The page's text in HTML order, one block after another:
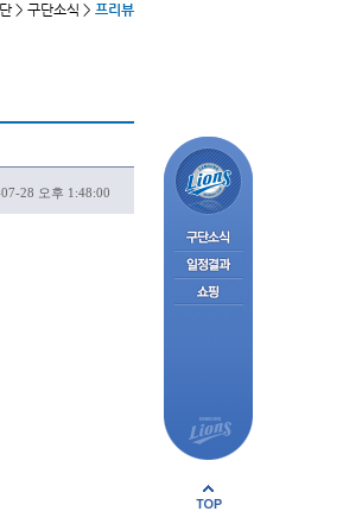
> 구단소식 > 프리뷰
28 오후 1:48:00